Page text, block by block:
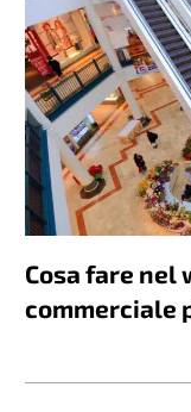
Cosa fare nel
commerciale